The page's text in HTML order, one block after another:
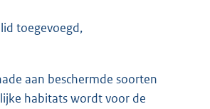
toegevoegd,
aan beschermde soorten
habitats wordt voor de